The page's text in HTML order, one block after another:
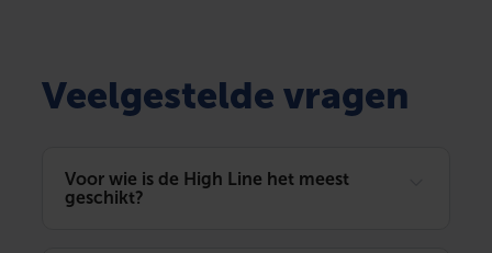
Veelgestelde vragen
Voor wie is de High Line het meest
geschikt?